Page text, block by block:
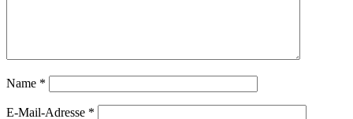
Name *
E-Mail-Adresse *